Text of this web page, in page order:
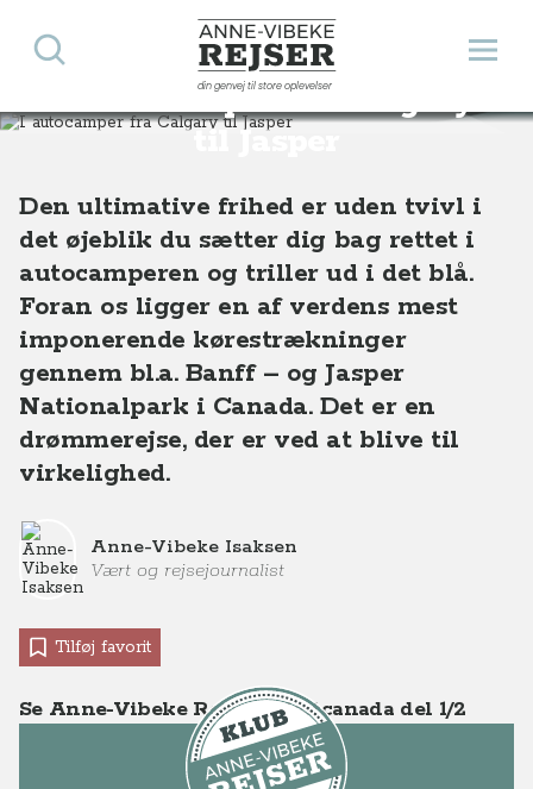
Anne-Vibeke Rejser
din genvej til store oplevelser
Åbn
Søg
I autocamper fra Calgary
til Jasper
Destinationer Nordamerika Canada I autocamper fra Calgary til Jasper
Den ultimative frihed er uden tvivl i
det øjeblik du sætter dig bag rettet i
autocamperen og triller ud i det blå.
Foran os ligger en af verdens mest
imponerende kørestrækninger
gennem bl.a. Banff – og Jasper
Nationalpark i Canada. Det er en
drømmerejse, der er ved at blive til
virkelighed.
Anne-Vibeke Isaksen
Vært og rejsejournalist
Tilføj favorit
Se Anne-Vibeke Rejser - Vestcanada del 1/2